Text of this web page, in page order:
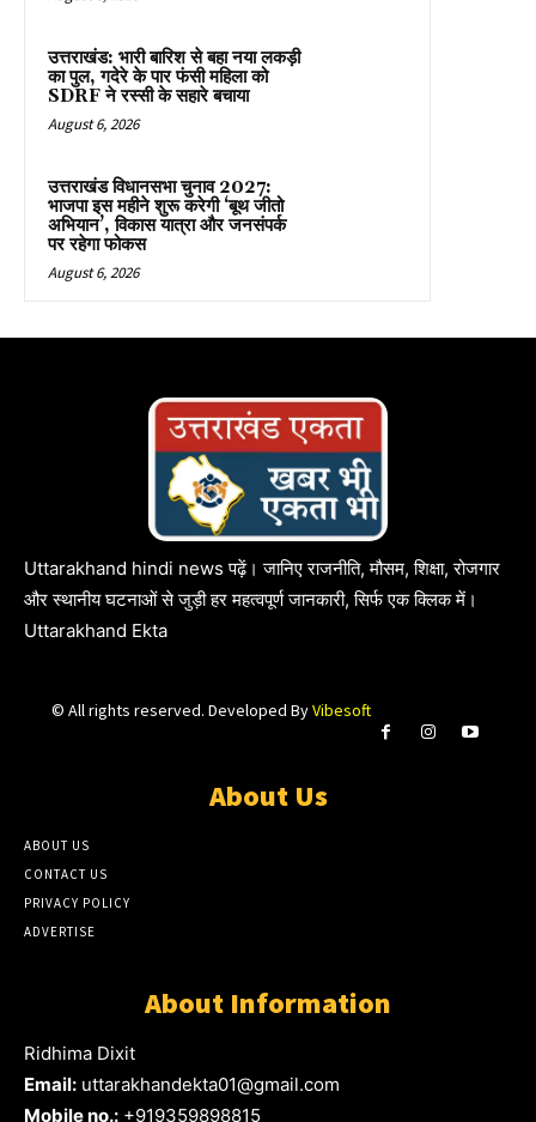
उत्तराखंड: भारी बारिश से बहा नया लकड़ी
का पुल, गदेरे के पार फंसी महिला को
SDRF ने रस्सी के सहारे बचाया
August 6, 2026
उत्तराखंड विधानसभा चुनाव 2027:
भाजपा इस महीने शुरू करेगी ‘बूथ जीतो
अभियान’, विकास यात्रा और जनसंपर्क
पर रहेगा फोकस
August 6, 2026
Uttarakhand hindi news पढ़ें। जानिए राजनीति, मौसम, शिक्षा, रोजगार
और स्थानीय घटनाओं से जुड़ी हर महत्वपूर्ण जानकारी, सिर्फ एक क्लिक में।
Uttarakhand Ekta
© All rights reserved. Developed ByVibesoft
About Us
ABOUT US
CONTACT US
PRIVACY POLICY
ADVERTISE
About Information
Ridhima Dixit
Email: uttarakhandekta01@gmail.com
Mobile no.: +919359898815